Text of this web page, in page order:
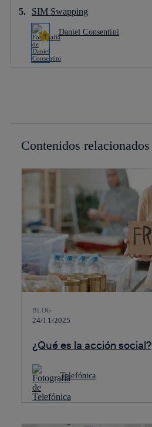
SIM Swapping
Daniel Consentini
Contenidos relacionados
BLOG
24/11/2025
¿Qué es la acción social?
Telefónica